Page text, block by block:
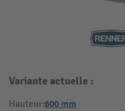
Variante actuelle :
Hauteur:600 mm